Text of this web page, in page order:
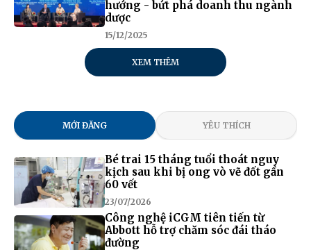
hướng - bứt phá doanh thu ngành
dược
15/12/2025
XEM THÊM
MỚI ĐĂNG YÊU THÍCH
Bé trai 15 tháng tuổi thoát nguy
kịch sau khi bị ong vò vẽ đốt gần
60 vết
23/07/2026
Công nghệ iCGM tiên tiến từ
Abbott hỗ trợ chăm sóc đái tháo
đường